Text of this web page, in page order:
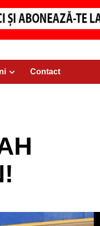
Contact